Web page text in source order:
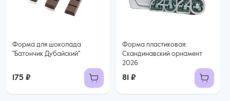
Форма для шоколада
"Батончик Дубайский"
175 ₽
Форма пластиковая:
Скандинавский орнамент
2026
81 ₽